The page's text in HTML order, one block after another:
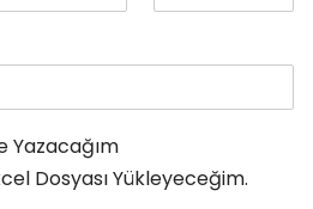
Yazacağım
Dosyası Yükleyeceğim.